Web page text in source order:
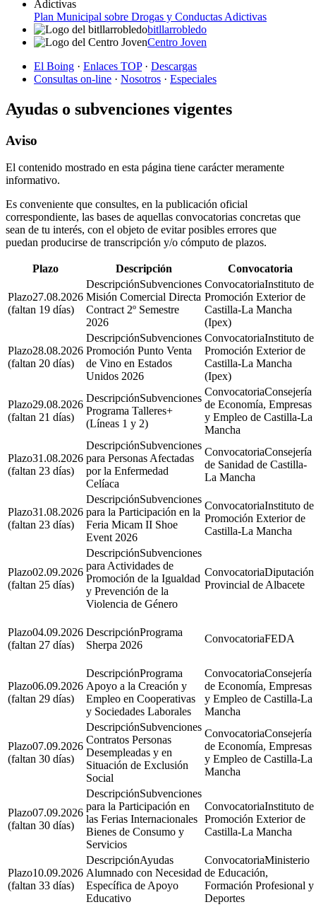
Plan Municipal sobre Drogas y Conductas Adictivas
bitllarrobledo
Centro Joven
El Boing · Enlaces TOP· Descargas
Consultas on-line · Nosotros · Especiales
Ayudas o subvenciones vigentes
Aviso
El contenido mostrado en esta página tiene carácter meramente
informativo.
Es conveniente que consultes, en la publicación oficial
correspondiente, las bases de aquellas convocatorias concretas que
sean de tu interés, con el objeto de evitar posibles errores que
puedan producirse de transcripción y/o cómputo de plazos.
Plazo Descripción Convocatoria
27.08.2026
(faltan 19 días)
Subvenciones
Misión Comercial Directa
Contract 2º Semestre
2026
Instituto de
Promoción Exterior de
Castilla-La Mancha
(Ipex)
28.08.2026
(faltan 20 días)
Subvenciones
Promoción Punto Venta
de Vino en Estados
Unidos 2026
Instituto de
Promoción Exterior de
Castilla-La Mancha
(Ipex)
29.08.2026
(faltan 21 días)
Subvenciones
Programa Talleres+
(Líneas 1 y 2)
Consejería
de Economía, Empresas
y Empleo de Castilla-La
Mancha
31.08.2026
(faltan 23 días)
Subvenciones
para Personas Afectadas
por la Enfermedad
Celíaca
Consejería
de Sanidad de Castilla-
La Mancha
31.08.2026
(faltan 23 días)
Subvenciones
para la Participación en la
Feria Micam II Shoe
Event 2026
Instituto de
Promoción Exterior de
Castilla-La Mancha
02.09.2026
(faltan 25 días)
Subvenciones
para Actividades de
Promoción de la Igualdad
y Prevención de la
Violencia de Género
Diputación
Provincial de Albacete
04.09.2026
(faltan 27 días)
Programa
Sherpa 2026
FEDA
06.09.2026
(faltan 29 días)
Programa
Apoyo a la Creación y
Empleo en Cooperativas
y Sociedades Laborales
Consejería
de Economía, Empresas
y Empleo de Castilla-La
Mancha
07.09.2026
(faltan 30 días)
Subvenciones
Contratos Personas
Desempleadas y en
Situación de Exclusión
Social
Consejería
de Economía, Empresas
y Empleo de Castilla-La
Mancha
07.09.2026
(faltan 30 días)
Subvenciones
para la Participación en
las Ferias Internacionales
Bienes de Consumo y
Servicios
Instituto de
Promoción Exterior de
Castilla-La Mancha
10.09.2026
(faltan 33 días)
Ayudas
Alumnado con Necesidad
Específica de Apoyo
Educativo
Ministerio
de Educación,
Formación Profesional y
Deportes